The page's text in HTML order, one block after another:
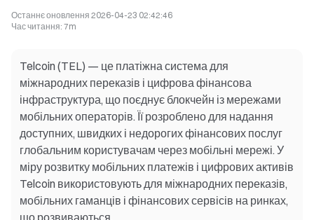
Останнє оновлення 2026-04-23 02:42:46
Час читання: 7m
Telcoin (TEL) — це платіжна система для
міжнародних переказів і цифрова фінансова
інфраструктура, що поєднує блокчейн із мережами
мобільних операторів. Її розроблено для надання
доступних, швидких і недорогих фінансових послуг
глобальним користувачам через мобільні мережі. У
міру розвитку мобільних платежів і цифрових активів
Telcoin використовують для міжнародних переказів,
мобільних гаманців і фінансових сервісів на ринках,
що розвиваються.